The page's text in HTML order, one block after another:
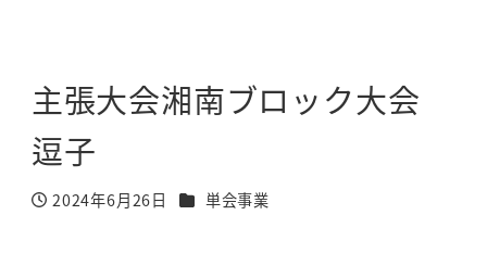
主張大会湘南ブロック大会
逗子
投稿日
2024年6月26日 カテゴリー
単会事業